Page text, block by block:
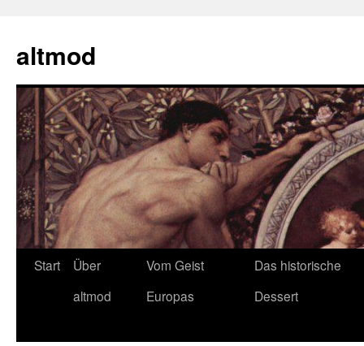
springen
altmod
Start
Über
altmod
Vom Geist
Europas
Das historische
Dessert